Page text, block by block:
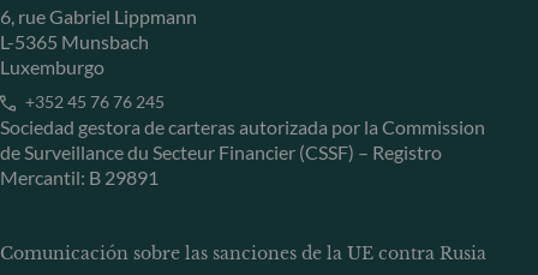
6, rue Gabriel Lippmann
L-5365 Munsbach
Luxemburgo
+352 45 76 76 245
Sociedad gestora de carteras autorizada por la Commission
de Surveillance du Secteur Financier (CSSF) – Registro
Mercantil: B 29891
Comunicación sobre las sanciones de la UE contra Rusia